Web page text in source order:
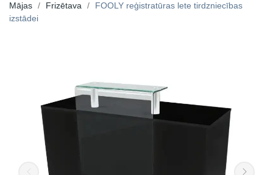
Mājas Frizētava
FOOLY reģistratūras lete tirdzniecības
izstādei